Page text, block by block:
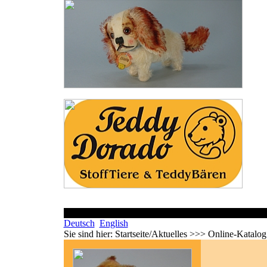
Deutsch English
Sie sind hier: Startseite/Aktuelles >>> Online-